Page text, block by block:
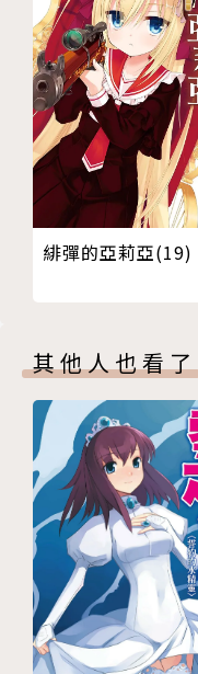
緋彈的亞莉亞(19)
其他人也看了